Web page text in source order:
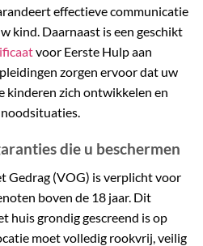
effectieve communicatie
kind. Daarnaast is een geschikt
voor Eerste Hulp aan
zorgen ervoor dat uw
kinderen zich ontwikkelen en
die u beschermen
Gedrag (VOG) is verplicht voor
boven de 18 jaar. Dit
huis grondig gescreend is op
moet volledig rookvrij, veilig